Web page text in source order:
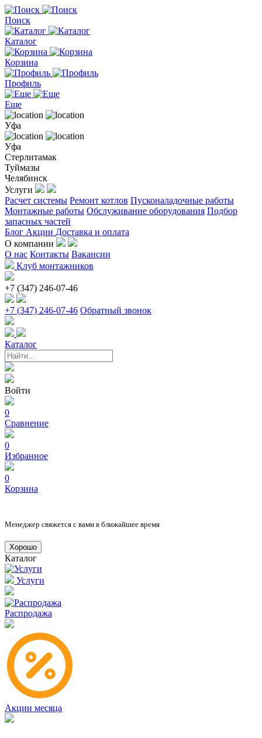
Поиск
Каталог
Корзина
Профиль
Еще
Уфа
Уфа
Стерлитамак
Туймазы
Челябинск
Услуги
Расчет системы Ремонт котлов Пусконаладочные работы
Монтажные работы Обслуживание оборудования Подбор
запасных частей
Блог Акции Доставка и оплата
О компании
О нас Контакты Вакансии
Клуб монтажников
+7 (347) 246-07-46
+7 (347) 246-07-46 Обратный звонок
Каталог
Войти
0
Сравнение
0
Избранное
0
Корзина
Менеджер свяжется с вами в ближайшее время
Хорошо
Каталог
Услуги
Распродажа
Акции месяца